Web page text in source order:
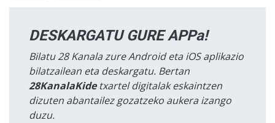
DESKARGATU GURE APPa!
Bilatu 28 Kanala zure Android eta iOS aplikazio
bilatzailean eta deskargatu. Bertan
28KanalaKidetxartel digitalak eskaintzen
dizuten abantailez gozatzeko aukera izango
duzu.